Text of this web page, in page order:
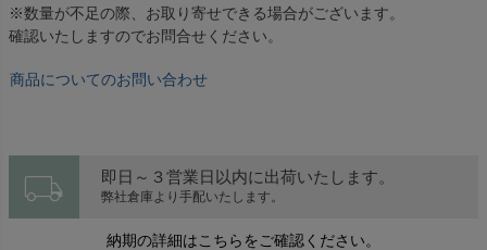
※数量が不足の際、お取り寄せできる場合がございます。
確認いたしますのでお問合せください。
商品についてのお問い合わせ
local_shipping 即日～３営業日以内に出荷いたします。
弊社倉庫より手配いたします。
納期の詳細はこちらをご確認ください。